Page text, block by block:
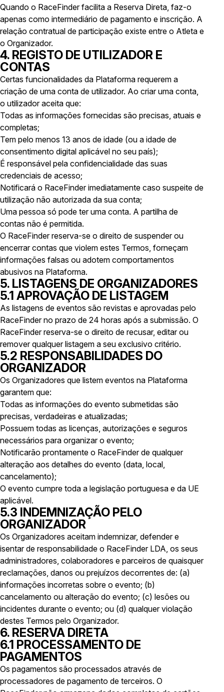
Quando o RaceFinder facilita a Reserva Direta, faz-o
apenas como intermediário de pagamento e inscrição. A
relação contratual de participação existe entre o Atleta e
o Organizador.
4. REGISTO DE UTILIZADOR E
CONTAS
Certas funcionalidades da Plataforma requerem a
criação de uma conta de utilizador. Ao criar uma conta,
o utilizador aceita que:
Todas as informações fornecidas são precisas, atuais e
completas;
Tem pelo menos 13 anos de idade (ou a idade de
consentimento digital aplicável no seu país);
É responsável pela confidencialidade das suas
credenciais de acesso;
Notificará o RaceFinder imediatamente caso suspeite de
utilização não autorizada da sua conta;
Uma pessoa só pode ter uma conta. A partilha de
contas não é permitida.
O RaceFinder reserva-se o direito de suspender ou
encerrar contas que violem estes Termos, forneçam
informações falsas ou adotem comportamentos
abusivos na Plataforma.
5. LISTAGENS DE ORGANIZADORES
5.1 APROVAÇÃO DE LISTAGEM
As listagens de eventos são revistas e aprovadas pelo
RaceFinder no prazo de 24 horas após a submissão. O
RaceFinder reserva-se o direito de recusar, editar ou
remover qualquer listagem a seu exclusivo critério.
5.2 RESPONSABILIDADES DO
ORGANIZADOR
Os Organizadores que listem eventos na Plataforma
garantem que:
Todas as informações do evento submetidas são
precisas, verdadeiras e atualizadas;
Possuem todas as licenças, autorizações e seguros
necessários para organizar o evento;
Notificarão prontamente o RaceFinder de qualquer
alteração aos detalhes do evento (data, local,
cancelamento);
O evento cumpre toda a legislação portuguesa e da UE
aplicável.
5.3 INDEMNIZAÇÃO PELO
ORGANIZADOR
Os Organizadores aceitam indemnizar, defender e
isentar de responsabilidade o RaceFinder LDA, os seus
administradores, colaboradores e parceiros de quaisquer
reclamações, danos ou prejuízos decorrentes de: (a)
informações incorretas sobre o evento; (b)
cancelamento ou alteração do evento; (c) lesões ou
incidentes durante o evento; ou (d) qualquer violação
destes Termos pelo Organizador.
6. RESERVA DIRETA
6.1 PROCESSAMENTO DE
PAGAMENTOS
Os pagamentos são processados através de
processadores de pagamento de terceiros. O